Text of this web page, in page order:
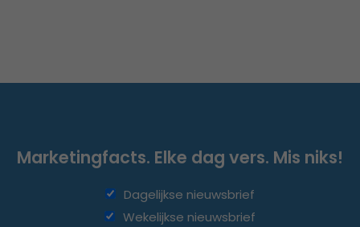
Marketingfacts. Elke dag vers. Mis niks!
Dagelijkse nieuwsbrief
Wekelijkse nieuwsbrief